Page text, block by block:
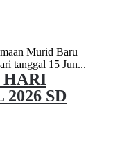
Murid Baru
tanggal 15 Jun...
HARI
SD